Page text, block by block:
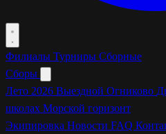
Филиалы Турниры Сборные
Сборы
Лето 2026 Выездной Огниково
школах Морской горизонт
Экипировка Новости FAQ